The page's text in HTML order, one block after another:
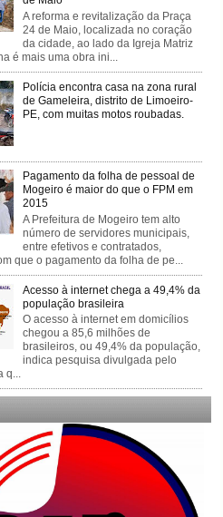
A reforma e revitalização da Praça
24 de Maio, localizada no coração
da cidade, ao lado da Igreja Matriz
é mais uma obra ini...
Polícia encontra casa na zona rural
de Gameleira, distrito de Limoeiro-
PE, com muitas motos roubadas.
Pagamento da folha de pessoal de
Mogeiro é maior do que o FPM em
2015
A Prefeitura de Mogeiro tem alto
número de servidores municipais,
entre efetivos e contratados,
que o pagamento da folha de pe...
Acesso à internet chega a 49,4% da
população brasileira
O acesso à internet em domicílios
chegou a 85,6 milhões de
brasileiros, ou 49,4% da população,
indica pesquisa divulgada pelo
q...